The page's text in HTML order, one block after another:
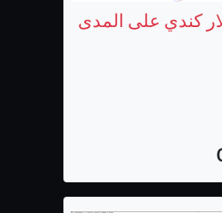
كندي على المدى